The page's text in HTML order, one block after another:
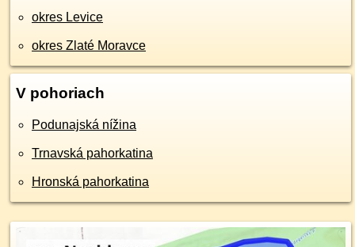
okres Levice
okres Zlaté Moravce
V pohoriach
Podunajská nížina
Trnavská pahorkatina
Hronská pahorkatina